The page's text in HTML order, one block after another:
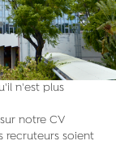
n'est plus
notre CV
recruteurs soient